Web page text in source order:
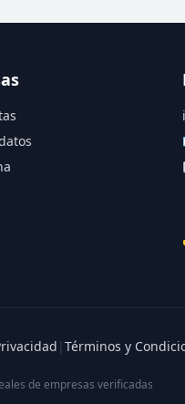
| Términos y
de empresas verificadas